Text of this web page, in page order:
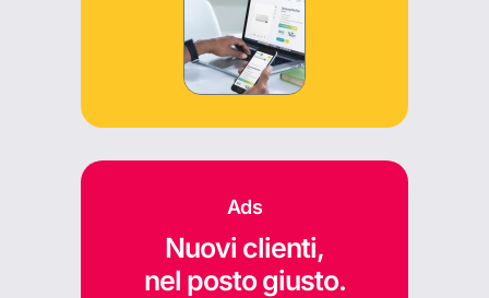
Ads
Nuovi clienti,
nel posto giusto.